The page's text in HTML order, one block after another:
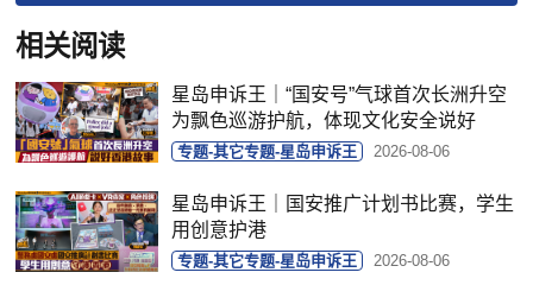
相关阅读
星岛申诉王｜“国安号”气球首次长洲升空
为飘色巡游护航，体现文化安全说好
专题-其它专题-星岛申诉王 2026-08-06
星岛申诉王｜国安推广计划书比赛，学生
用创意护港
专题-其它专题-星岛申诉王 2026-08-06